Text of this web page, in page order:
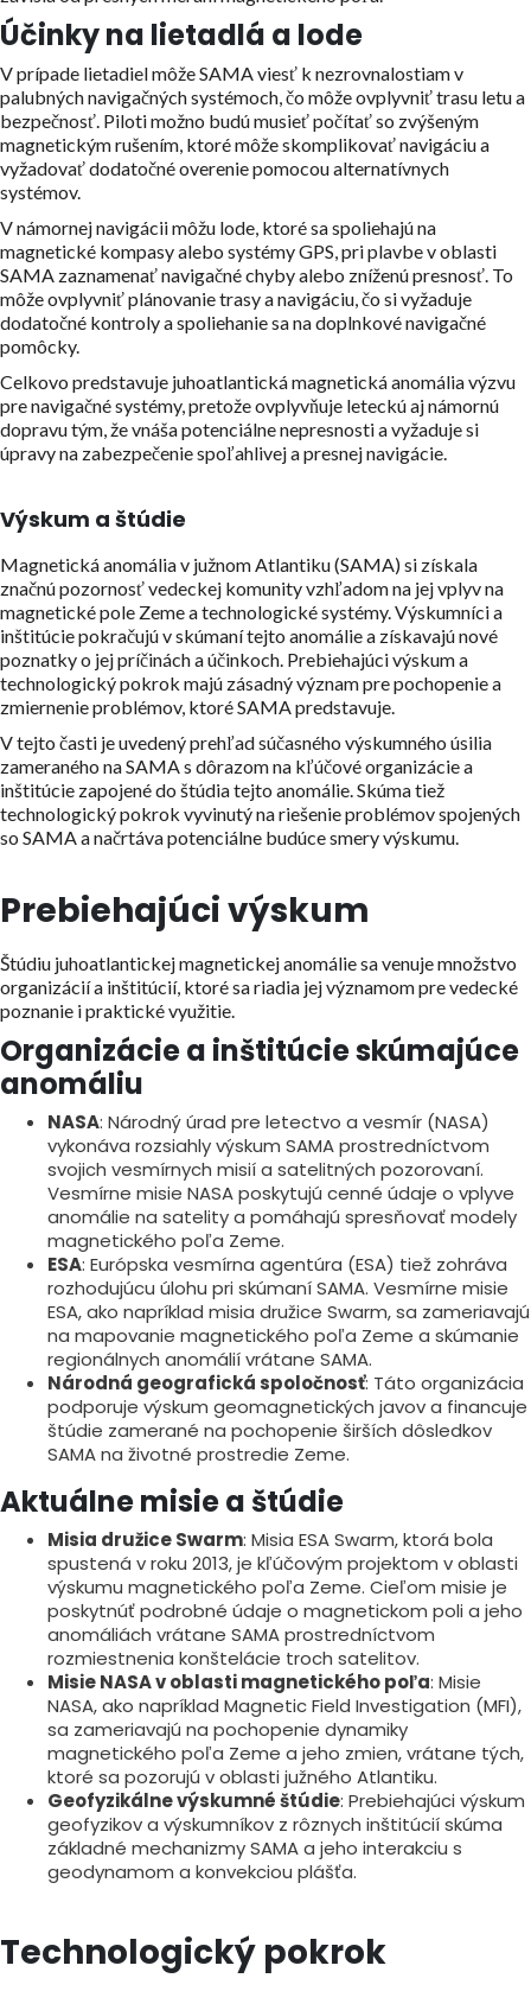
Účinky na lietadlá a lode
V prípade lietadiel môže SAMA viesť k nezrovnalostiam v
palubných navigačných systémoch, čo môže ovplyvniť trasu letu a
bezpečnosť. Piloti možno budú musieť počítať so zvýšeným
magnetickým rušením, ktoré môže skomplikovať navigáciu a
vyžadovať dodatočné overenie pomocou alternatívnych
systémov.
V námornej navigácii môžu lode, ktoré sa spoliehajú na
magnetické kompasy alebo systémy GPS, pri plavbe v oblasti
SAMA zaznamenať navigačné chyby alebo zníženú presnosť. To
môže ovplyvniť plánovanie trasy a navigáciu, čo si vyžaduje
dodatočné kontroly a spoliehanie sa na doplnkové navigačné
pomôcky.
Celkovo predstavuje juhoatlantická magnetická anomália výzvu
pre navigačné systémy, pretože ovplyvňuje leteckú aj námornú
dopravu tým, že vnáša potenciálne nepresnosti a vyžaduje si
úpravy na zabezpečenie spoľahlivej a presnej navigácie.
Výskum a štúdie
Magnetická anomália v južnom Atlantiku (SAMA) si získala
značnú pozornosť vedeckej komunity vzhľadom na jej vplyv na
magnetické pole Zeme a technologické systémy. Výskumníci a
inštitúcie pokračujú v skúmaní tejto anomálie a získavajú nové
poznatky o jej príčinách a účinkoch. Prebiehajúci výskum a
technologický pokrok majú zásadný význam pre pochopenie a
zmiernenie problémov, ktoré SAMA predstavuje.
V tejto časti je uvedený prehľad súčasného výskumného úsilia
zameraného na SAMA s dôrazom na kľúčové organizácie a
inštitúcie zapojené do štúdia tejto anomálie. Skúma tiež
technologický pokrok vyvinutý na riešenie problémov spojených
so SAMA a načrtáva potenciálne budúce smery výskumu.
Prebiehajúci výskum
Štúdiu juhoatlantickej magnetickej anomálie sa venuje množstvo
organizácií a inštitúcií, ktoré sa riadia jej významom pre vedecké
poznanie i praktické využitie.
Organizácie a inštitúcie skúmajúce
anomáliu
NASA: Národný úrad pre letectvo a vesmír (NASA)
vykonáva rozsiahly výskum SAMA prostredníctvom
svojich vesmírnych misií a satelitných pozorovaní.
Vesmírne misie NASA poskytujú cenné údaje o vplyve
anomálie na satelity a pomáhajú spresňovať modely
magnetického poľa Zeme.
ESA: Európska vesmírna agentúra (ESA) tiež zohráva
rozhodujúcu úlohu pri skúmaní SAMA. Vesmírne misie
ESA, ako napríklad misia družice Swarm, sa zameriavajú
na mapovanie magnetického poľa Zeme a skúmanie
regionálnych anomálií vrátane SAMA.
Národná geografická spoločnosť: Táto organizácia
podporuje výskum geomagnetických javov a financuje
štúdie zamerané na pochopenie širších dôsledkov
SAMA na životné prostredie Zeme.
Aktuálne misie a štúdie
Misia družice Swarm: Misia ESA Swarm, ktorá bola
spustená v roku 2013, je kľúčovým projektom v oblasti
výskumu magnetického poľa Zeme. Cieľom misie je
poskytnúť podrobné údaje o magnetickom poli a jeho
anomáliách vrátane SAMA prostredníctvom
rozmiestnenia konštelácie troch satelitov.
Misie NASA v oblasti magnetického poľa: Misie
NASA, ako napríklad Magnetic Field Investigation (MFI),
sa zameriavajú na pochopenie dynamiky
magnetického poľa Zeme a jeho zmien, vrátane tých,
ktoré sa pozorujú v oblasti južného Atlantiku.
Geofyzikálne výskumné štúdie: Prebiehajúci výskum
geofyzikov a výskumníkov z rôznych inštitúcií skúma
základné mechanizmy SAMA a jeho interakciu s
geodynamom a konvekciou plášťa.
Technologický pokrok